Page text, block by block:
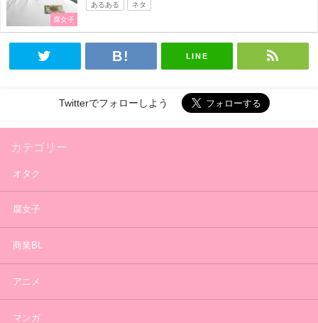
腐女子
あるある ネタ
LINE
Twitterでフォローしよう
カテゴリー
オタク
腐女子
商業BL
アニメ
マンガ